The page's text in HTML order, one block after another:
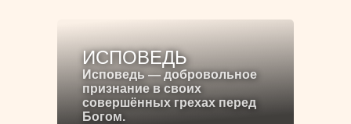
ИСПОВЕДЬ
Исповедь — добровольное
признание в своих
совершённых грехах перед
Богом.